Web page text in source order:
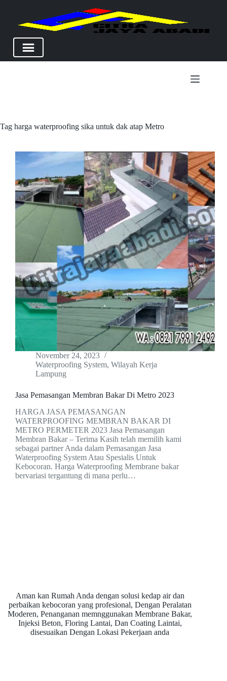
Tag harga waterproofing sika untuk dak atap Metro
November 24, 2023
Waterproofing System, Wilayah Kerja
Lampung
Jasa Pemasangan Membran Bakar Di Metro 2023
HARGA JASA PEMASANGAN
WATERPROOFING MEMBRAN BAKAR DI
METRO PERMETER 2023 Jasa Pemasangan
Membran Bakar – Terima Kasih telah memilih kami
sebagai partner Anda dalam Pemasangan Jasa
Waterproofing System Atau Spesialis Untuk
Kebocoran. Harga Waterproofing Membrane bakar
bervariasi tergantung di mana perlu…
Aman kan Rumah Anda dengan solusi kedap air dan
perbaikan kebocoran yang profesional, Dengan Peralatan
Moderen, Penanganan memnggunakan Membrane Bakar,
Injeksi Beton, Floring Lantai, Dan Coating Laintai,
disesuaikan Dengan Lokasi Pekerjaan anda